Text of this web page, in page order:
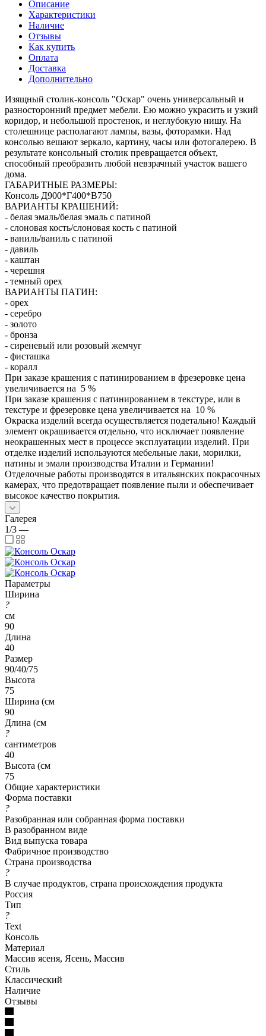
Описание
Характеристики
Наличие
Отзывы
Как купить
Оплата
Доставка
Дополнительно
Изящный столик-консоль "Оскар" очень универсальный и
разносторонний предмет мебели. Ею можно украсить и узкий
коридор, и небольшой простенок, и неглубокую нишу. На
столешнице располагают лампы, вазы, фоторамки. Над
консолью вешают зеркало, картину, часы или фотогалерею. В
результате консольный столик превращается объект,
способный преобразить любой невзрачный участок вашего
дома.
ГАБАРИТНЫЕ РАЗМЕРЫ:
Консоль Д900*Г400*В750
ВАРИАНТЫ КРАШЕНИЙ:
- белая эмаль/белая эмаль с патиной
- слоновая кость/слоновая кость с патиной
- ваниль/ваниль с патиной
- давиль
- каштан
- черешня
- темный орех
ВАРИАНТЫ ПАТИН:
- орех
- серебро
- золото
- бронза
- сиреневый или розовый жемчуг
- фисташка
- коралл
При заказе крашения с патинированием в фрезеровке цена
увеличивается на 5 %
При заказе крашения с патинированием в текстуре, или в
текстуре и фрезеровке цена увеличивается на 10 %
Окраска изделий всегда осуществляется подетально! Каждый
элемент окрашивается отдельно, что исключает появление
неокрашенных мест в процессе эксплуатации изделий. При
отделке изделий используются мебельные лаки, морилки,
патины и эмали производства Италии и Германии!
Отделочные работы производятся в итальянских покрасочных
камерах, что предотвращает появление пыли и обеспечивает
высокое качество покрытия.
Галерея
1/3 —
Параметры
Ширина
?
см
90
Длина
40
Размер
90/40/75
Высота
75
Ширина (см
90
Длина (см
?
сантиметров
40
Высота (см
75
Общие характеристики
Форма поставки
?
Разобранная или собранная форма поставки
В разобранном виде
Вид выпуска товара
Фабричное производство
Страна производства
?
В случае продуктов, страна происхождения продукта
Россия
Тип
?
Text
Консоль
Материал
Массив ясеня, Ясень, Массив
Стиль
Классический
Наличие
Отзывы